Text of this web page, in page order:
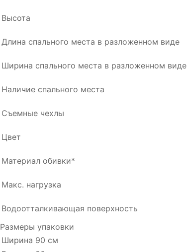
Высота
Длина спального места в разложенном виде
Ширина спального места в разложенном виде
Наличие спального места
Съемные чехлы
Цвет
Материал обивки*
Макс. нагрузка
Водоотталкивающая поверхность
Размеры упаковки
Ширина 90 см